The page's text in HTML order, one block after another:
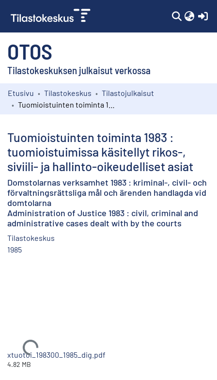
OTOS
Tilastokeskuksen julkaisut verkossa
Kokoelmat
Etusivu Tilastokeskus
Tilastojulkaisut
Tuomioistuinten toiminta 1983 :
tuomioistuimissa käsitellyt rikos-,
siviili- ja hallinto-oikeudelliset asiat
Domstolarnas verksamhet 1983 : kriminal-, civil- och
förvaltningsrättsliga mål och ärenden handlagda vid
domtolarna
Administration of Justice 1983 : civil, criminal and
administrative cases dealt with by the courts
Tilastokeskus
1985
Ladataan...
xtuotoi_198300_1985_dig.pdf
4.82 MB